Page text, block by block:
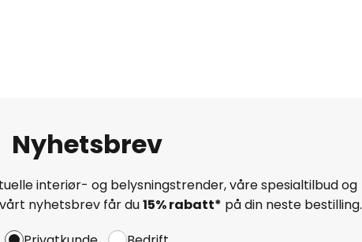
Nyhetsbrev
interiør- og belysningstrender, våre spesialtilbud og
nyhetsbrev får du15% rabatt* på din neste bestilling.